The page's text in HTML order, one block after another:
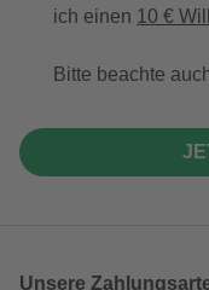
ich einen 10 €
Bitte beachte
Unsere